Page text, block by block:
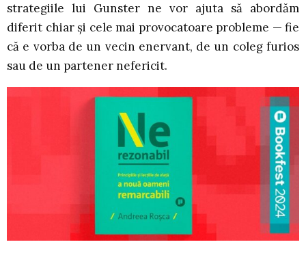
strategiile lui Gunster ne vor ajuta să abordăm
diferit chiar și cele mai provocatoare probleme — fie
că e vorba de un vecin enervant, de un coleg furios
sau de un partener nefericit.